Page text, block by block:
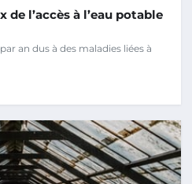
de l’accès à l’eau potable
an dus à des maladies liées à